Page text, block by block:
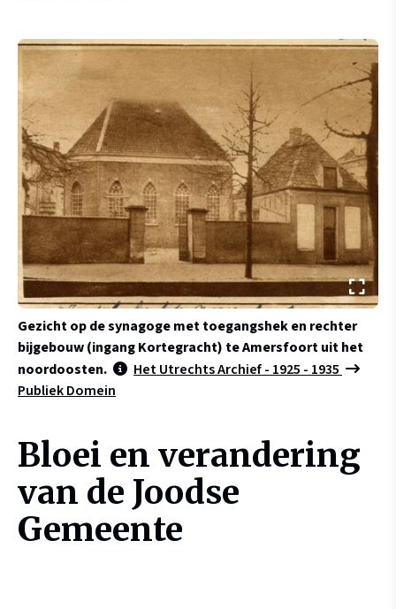
Gezicht op de synagoge met toegangshek en rechter
bijgebouw (ingang Kortegracht) te Amersfoort uit het
noordoosten.
Het Utrechts Archief - 1925 - 1935
Publiek Domein
Bloei en verandering
van de Joodse
Gemeente